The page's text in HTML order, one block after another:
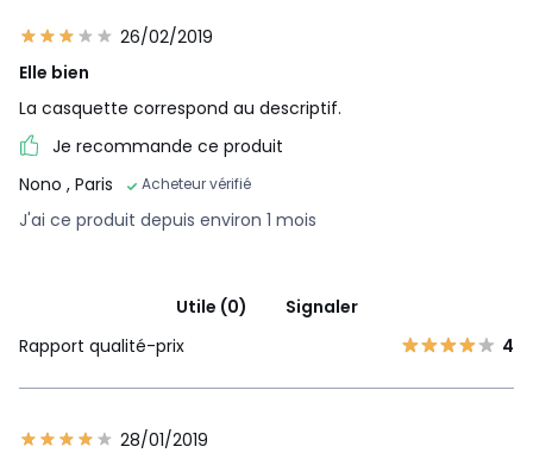
26/02/2019
Elle bien
La casquette correspond au descriptif.
Je recommande ce produit
Nono , Paris Acheteur vérifié
J'ai ce produit depuis environ 1 mois
Utile (0)
Signaler
Rapport qualité-prix
4
28/01/2019